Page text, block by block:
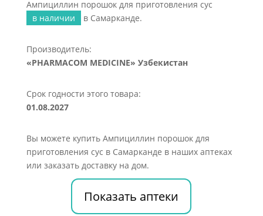
Ампициллин порошок для приготовления сус
в наличии
в Самарканде.
Производитель:
«PHARMACOM MEDICINE» Узбекистан
Срок годности этого товара:
01.08.2027
Вы можете купить Ампициллин порошок для
приготовления сус в Самарканде в наших аптеках
или заказать доставку на дом.
Показать аптеки